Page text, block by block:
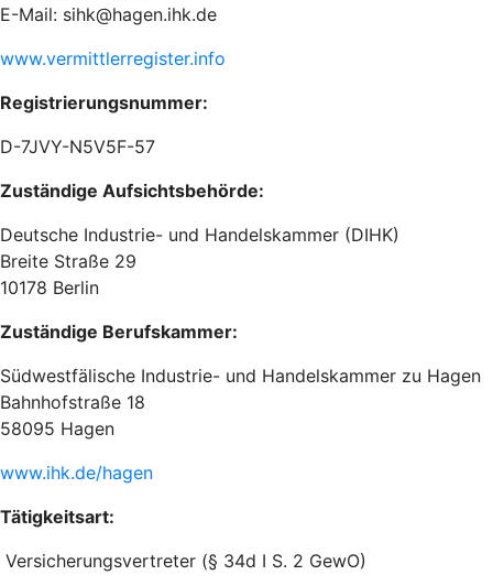
E-Mail: sihk@hagen.ihk.de
www.vermittlerregister.info
Registrierungsnummer:
D-7JVY-N5V5F-57
Zuständige Aufsichtsbehörde:
Deutsche Industrie- und Handelskammer (DIHK)
Breite Straße 29
10178 Berlin
Zuständige Berufskammer:
Südwestfälische Industrie- und Handelskammer zu Hagen
Bahnhofstraße 18
58095 Hagen
www.ihk.de/hagen
Tätigkeitsart:
Versicherungsvertreter (§ 34d I S. 2 GewO)